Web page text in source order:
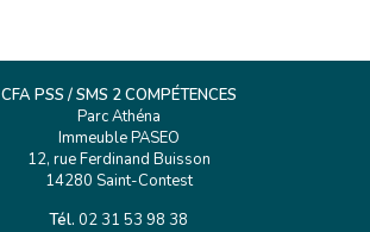
CFA PSS / SMS 2 COMPÉTENCES
Parc Athéna
Immeuble PASEO
12, rue Ferdinand Buisson
14280 Saint-Contest
Tél. 02 31 53 98 38